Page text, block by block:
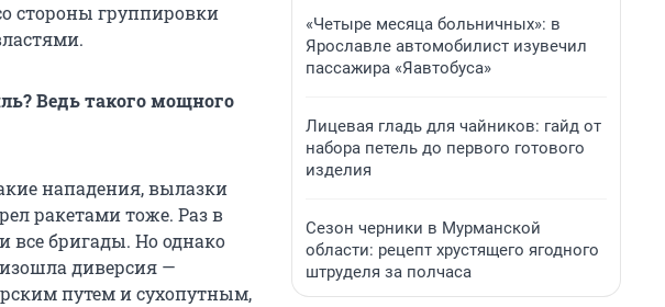
стороны группировки
Ведь такого мощного
нападения, вылазки
ракетами тоже. Раз в
все бригады. Но однако
диверсия —
путем и сухопутным,
«Четыре месяца больничных»: в
Ярославле автомобилист изувечил
пассажира «Яавтобуса»
Лицевая гладь для чайников: гайд от
набора петель до первого готового
изделия
Сезон черники в Мурманской
области: рецепт хрустящего ягодного
штруделя за полчаса